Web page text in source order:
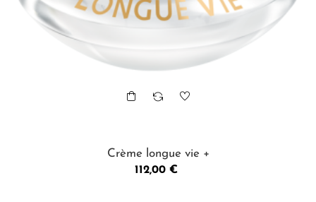
Crème longue vie +
Prix
112,00 €